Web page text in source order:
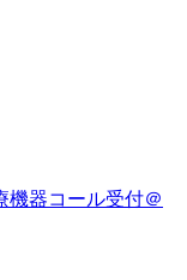
機器コール受付＠